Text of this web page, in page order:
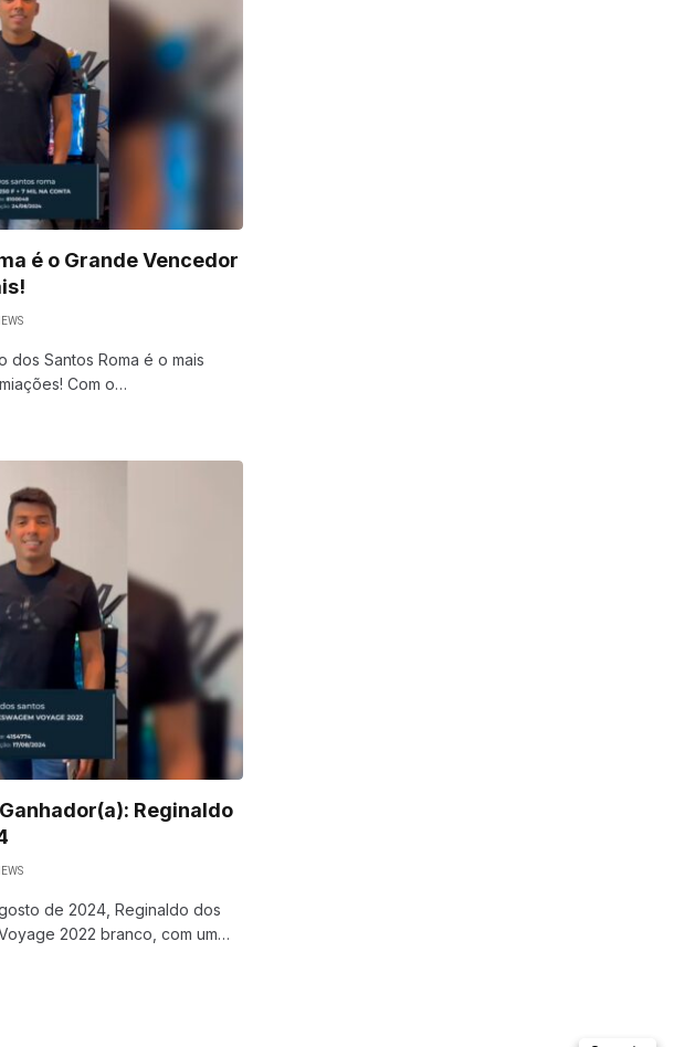
é o Grande Vencedor
dos Santos Roma é o mais
Com o…
Reginaldo
de 2024, Reginaldo dos
2022 branco, com um…